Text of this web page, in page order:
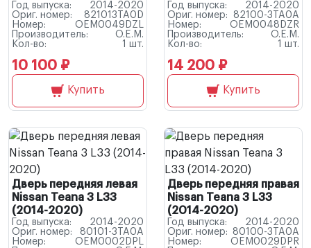
Год выпуска:
2014-2020
Ориг. номер:
821013TA0D
Номер:
OEM0049DZL
Производитель:
O.E.M.
Кол-во:
1 шт.
10 100 ₽
Купить
Год выпуска:
2014-2020
Ориг. номер:
82100-3TA0A
Номер:
OEM0048DZR
Производитель:
O.E.M.
Кол-во:
1 шт.
14 200 ₽
Купить
Дверь передняя левая
Nissan Teana 3 L33
(2014-2020)
Год выпуска:
2014-2020
Ориг. номер:
80101-3TA0A
Номер:
OEM0002DPL
Дверь передняя правая
Nissan Teana 3 L33
(2014-2020)
Год выпуска:
2014-2020
Ориг. номер: 80100-3TA0A
Номер:
OEM0029DPR